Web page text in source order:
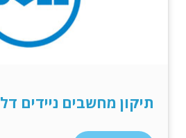
תיקון מחשבים ניידים דל DELL